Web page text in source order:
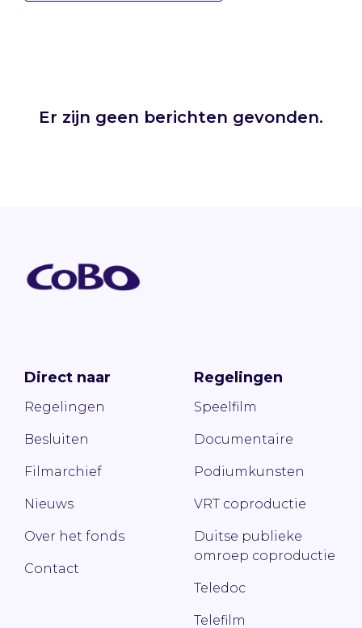
Er zijn geen berichten gevonden.
Direct naar
Regelingen
Besluiten
Filmarchief
Nieuws
Over het fonds
Contact
Regelingen
Speelfilm
Documentaire
Podiumkunsten
VRT coproductie
Duitse publieke
omroep coproductie
Teledoc
Telefilm